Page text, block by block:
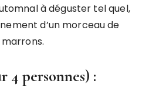
à déguster tel quel,
d’un morceau de
4 personnes) :